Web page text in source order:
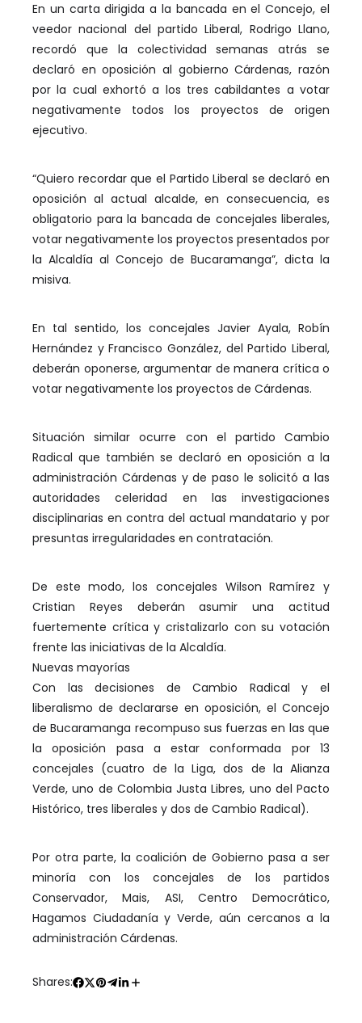
En un carta dirigida a la bancada en el Concejo, el
veedor nacional del partido Liberal, Rodrigo Llano,
recordó que la colectividad semanas atrás se
declaró en oposición al gobierno Cárdenas, razón
por la cual exhortó a los tres cabildantes a votar
negativamente todos los proyectos de origen
ejecutivo.
“Quiero recordar que el Partido Liberal se declaró en
oposición al actual alcalde, en consecuencia, es
obligatorio para la bancada de concejales liberales,
votar negativamente los proyectos presentados por
la Alcaldía al Concejo de Bucaramanga”, dicta la
misiva.
En tal sentido, los concejales Javier Ayala, Robín
Hernández y Francisco González, del Partido Liberal,
deberán oponerse, argumentar de manera crítica o
votar negativamente los proyectos de Cárdenas.
Situación similar ocurre con el partido Cambio
Radical que también se declaró en oposición a la
administración Cárdenas y de paso le solicitó a las
autoridades celeridad en las investigaciones
disciplinarias en contra del actual mandatario y por
presuntas irregularidades en contratación.
De este modo, los concejales Wilson Ramírez y
Cristian Reyes deberán asumir una actitud
fuertemente crítica y cristalizarlo con su votación
frente las iniciativas de la Alcaldía.
Nuevas mayorías
Con las decisiones de Cambio Radical y el
liberalismo de declararse en oposición, el Concejo
de Bucaramanga recompuso sus fuerzas en las que
la oposición pasa a estar conformada por 13
concejales (cuatro de la Liga, dos de la Alianza
Verde, uno de Colombia Justa Libres, uno del Pacto
Histórico, tres liberales y dos de Cambio Radical).
Por otra parte, la coalición de Gobierno pasa a ser
minoría con los concejales de los partidos
Conservador, Mais, ASI, Centro Democrático,
Hagamos Ciudadanía y Verde, aún cercanos a la
administración Cárdenas.
Shares: